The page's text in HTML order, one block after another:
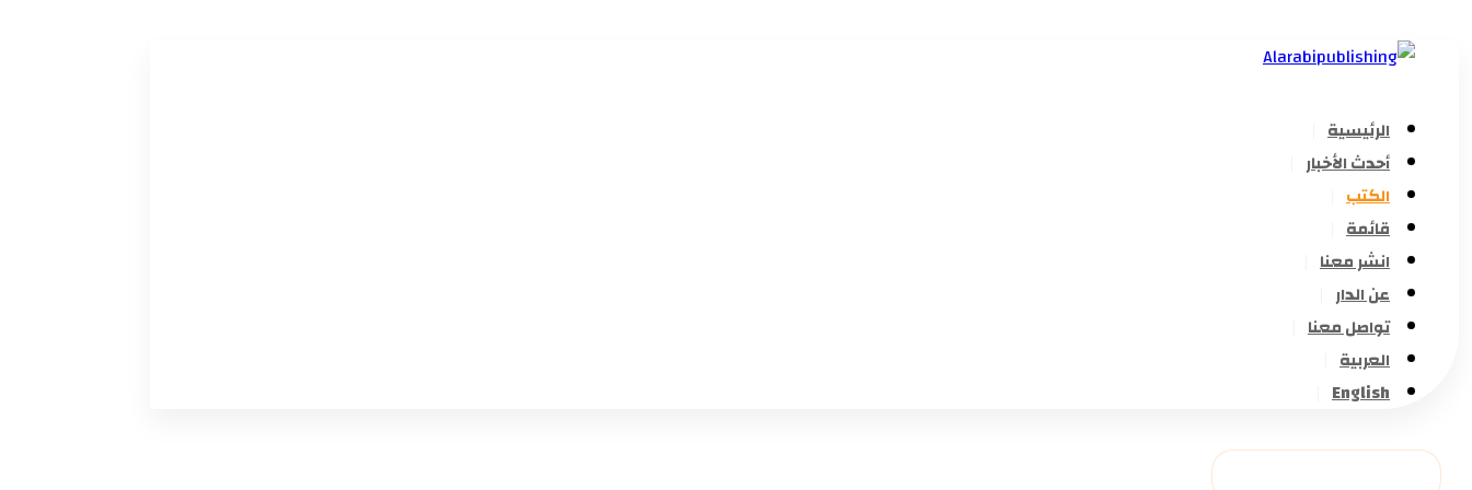
الرئيسية
أحدث الأخبار
الكتب
قائمة
انشر معنا
عن الدار
تواصل معنا
العربية
English